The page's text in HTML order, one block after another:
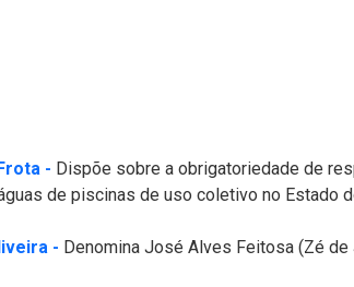
- (Abre em nova janela)
Dispõe sobre a obrigatoriedade de
de piscinas de uso coletivo no Estado
- (Abre em nova janela)
Denomina José Alves Feitosa (Zé de